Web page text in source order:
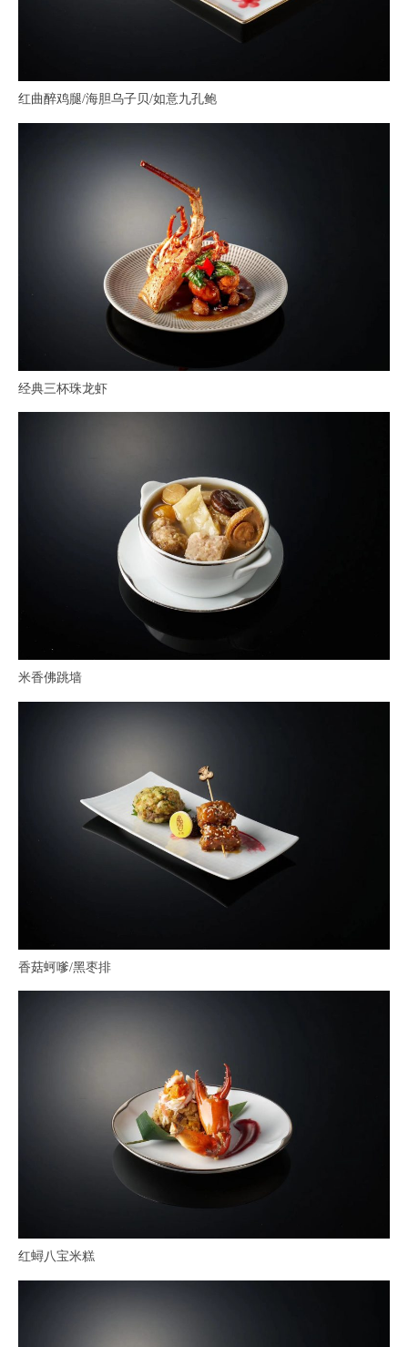
红曲醉鸡腿/海胆乌子贝/如意九孔鲍
经典三杯珠龙虾
米香佛跳墙
香菇蚵嗲/黑枣排
红蟳八宝米糕